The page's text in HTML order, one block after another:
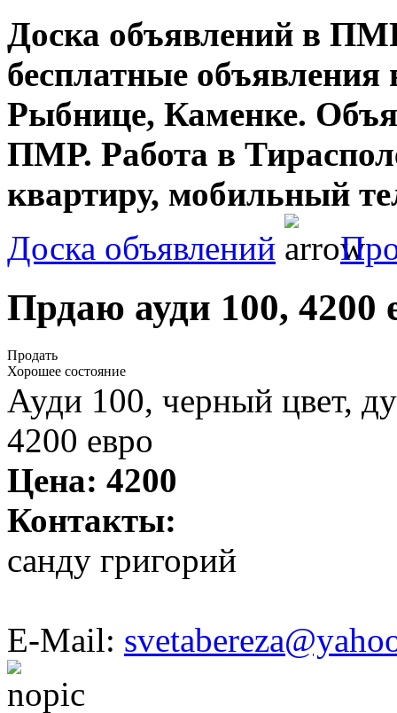
Доска объявлений в
бесплатные объявления
Рыбнице, Каменке.
ПМР. Работа в
квартиру, мобильный
Доска объявлений
Прдаю ауди 100, 4200
Продать
Хорошее состояние
Ауди 100, черный цвет,
4200 евро
Цена: 4200
Контакты:
санду григорий
E-Mail: